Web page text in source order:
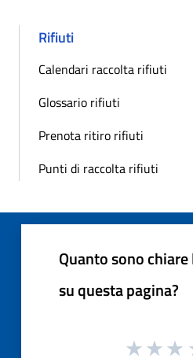
Rifiuti
Calendari raccolta rifiuti
Glossario rifiuti
Prenota ritiro rifiuti
Punti di raccolta rifiuti
Quanto sono
su questa pagina?